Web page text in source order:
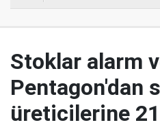
Stoklar alarm
Pentagon'dan
üreticilerine